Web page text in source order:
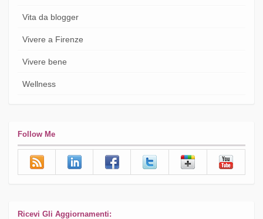
Vita da blogger
Vivere a Firenze
Vivere bene
Wellness
Follow Me
Ricevi Gli Aggiornamenti: